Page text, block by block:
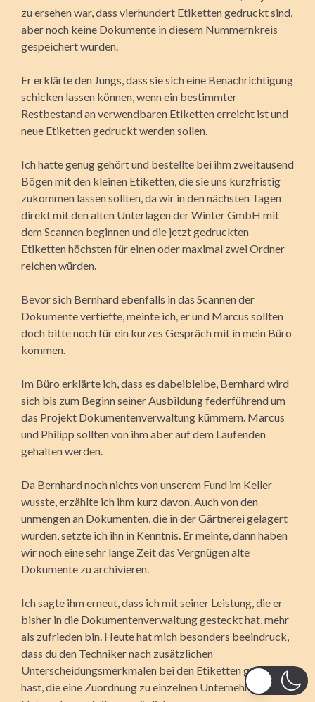
zu ersehen war, dass vierhundert Etiketten gedruckt sind,
aber noch keine Dokumente in diesem Nummernkreis
gespeichert wurden.
Er erklärte den Jungs, dass sie sich eine Benachrichtigung
schicken lassen können, wenn ein bestimmter
Restbestand an verwendbaren Etiketten erreicht ist und
neue Etiketten gedruckt werden sollen.
Ich hatte genug gehört und bestellte bei ihm zweitausend
Bögen mit den kleinen Etiketten, die sie uns kurzfristig
zukommen lassen sollten, da wir in den nächsten Tagen
direkt mit den alten Unterlagen der Winter GmbH mit
dem Scannen beginnen und die jetzt gedruckten
Etiketten höchsten für einen oder maximal zwei Ordner
reichen würden.
Bevor sich Bernhard ebenfalls in das Scannen der
Dokumente vertiefte, meinte ich, er und Marcus sollten
doch bitte noch für ein kurzes Gespräch mit in mein Büro
kommen.
Im Büro erklärte ich, dass es dabeibleibe, Bernhard wird
sich bis zum Beginn seiner Ausbildung feder­führend um
das Projekt Dokumentenverwaltung kümmern. Marcus
und Philipp sollten von ihm aber auf dem Laufenden
gehalten werden.
Da Bernhard noch nichts von unserem Fund im Keller
wusste, erzählte ich ihm kurz davon. Auch von den
unmengen an Dokumenten, die in der Gärtnerei gelagert
wurden, setzte ich ihn in Kenntnis. Er meinte, dann haben
wir noch eine sehr lange Zeit das Vergnügen alte
Dokumente zu archivieren.
Ich sagte ihm erneut, dass ich mit seiner Leistung, die er
bisher in die Dokumentenverwaltung gesteckt hat, mehr
als zufrieden bin. Heute hat mich besonders beeindruck,
dass du den Techniker nach zusätzlichen
Unterscheidungsmerkmalen bei den Etiketten gefragt
hast, die eine Zuordnung zu einzelnen Unternehmen oder